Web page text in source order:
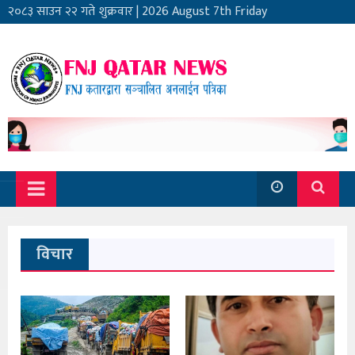
२०८३ साउन २२ गते शुक्रवार|2026 August 7th Friday
विचार